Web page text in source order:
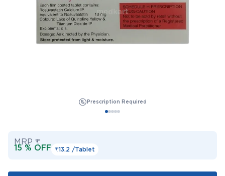
Prescription Required
MRP ₹
15 % OFF ₹13.2 /Tablet